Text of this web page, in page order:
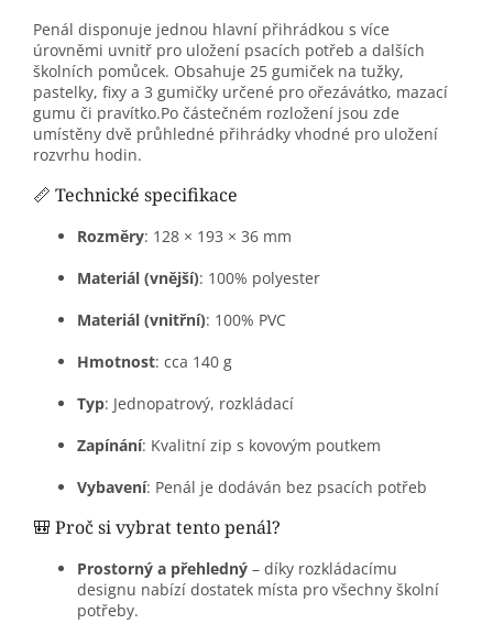
Penál disponuje jednou hlavní přihrádkou s více
úrovněmi uvnitř pro uložení psacích potřeb a dalších
školních pomůcek. Obsahuje 25 gumiček na tužky,
pastelky, fixy a 3 gumičky určené pro ořezávátko, mazací
gumu či pravítko.Po částečném rozložení jsou zde
umístěny dvě průhledné přihrádky vhodné pro uložení
rozvrhu hodin.
📏 Technické specifikace
Rozměry: 128 × 193 × 36 mm
Materiál (vnější): 100% polyester
Materiál (vnitřní): 100% PVC
Hmotnost: cca 140 g
Typ: Jednopatrový, rozkládací
Zapínání: Kvalitní zip s kovovým poutkem
Vybavení: Penál je dodáván bez psacích potřeb
🎒 Proč si vybrat tento penál?
Prostorný a přehledný – díky rozkládacímu
designu nabízí dostatek místa pro všechny školní
potřeby.